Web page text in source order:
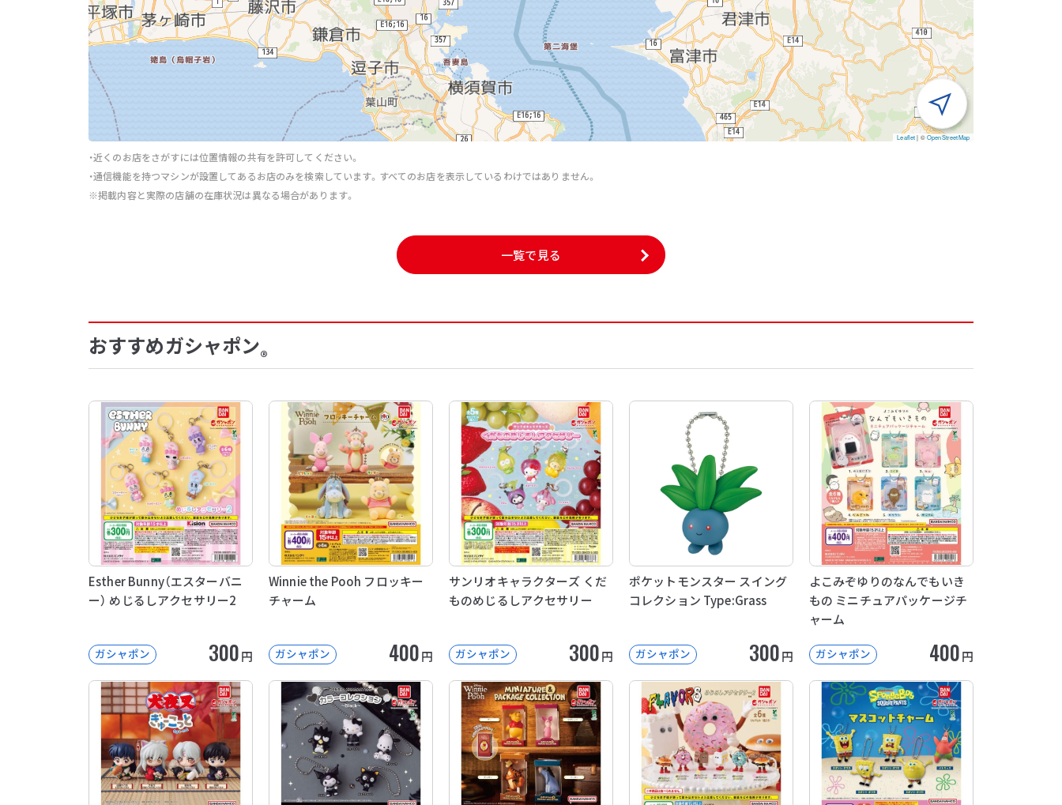
Leaflet | ©OpenStreetMap
・近くのお店をさがすには位置情報の共有を許可してください。
・通信機能を持つマシンが設置してあるお店のみを検索しています。すべてのお店を表示しているわけではありません。
※掲載内容と実際の店舗の在庫状況は異なる場合があります。
一覧で見る
おすすめガシャポン®
Esther Bunny（エスターバニ
ー） めじるしアクセサリー2
ガシャポン 300円
Winnie the Pooh フロッキー
チャーム
ガシャポン 400円
サンリオキャラクターズ くだ
ものめじるしアクセサリー
ガシャポン 300円
ポケットモンスター スイング
コレクション Type:Grass
ガシャポン 300円
よこみぞゆりのなんでもいき
もの ミニチュアパッケージチ
ャーム
ガシャポン 400円